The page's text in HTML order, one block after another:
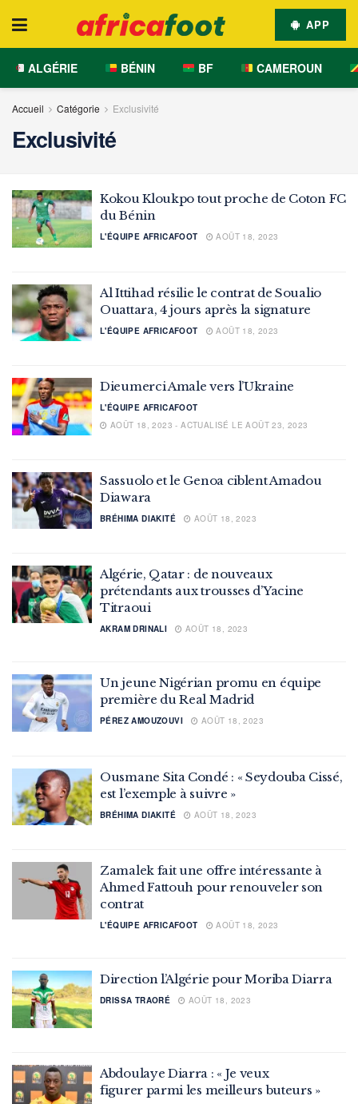
APP
ALGÉRIE BÉNIN BF CAMEROUN
Accueil Catégorie Exclusivité
Exclusivité
Kokou Kloukpo tout proche de Coton FC
du Bénin
L'ÉQUIPE AFRICAFOOT AOÛT 18, 2023
Al Ittihad résilie le contrat de Soualio
Ouattara, 4 jours après la signature
L'ÉQUIPE AFRICAFOOT AOÛT 18, 2023
Dieumerci Amale vers l’Ukraine
L'ÉQUIPE AFRICAFOOT
AOÛT 18, 2023 - ACTUALISÉ LE AOÛT 23, 2023
Sassuolo et le Genoa ciblent Amadou
Diawara
BRÉHIMA DIAKITÉ AOÛT 18, 2023
Algérie, Qatar : de nouveaux
prétendants aux trousses d’Yacine
Titraoui
AKRAM DRINALI AOÛT 18, 2023
Un jeune Nigérian promu en équipe
première du Real Madrid
PÉREZ AMOUZOUVI AOÛT 18, 2023
Ousmane Sita Condé : « Seydouba Cissé,
est l’exemple à suivre »
BRÉHIMA DIAKITÉ AOÛT 18, 2023
Zamalek fait une offre intéressante à
Ahmed Fattouh pour renouveler son
contrat
L'ÉQUIPE AFRICAFOOT AOÛT 18, 2023
Direction l’Algérie pour Moriba Diarra
DRISSA TRAORÉ AOÛT 18, 2023
Abdoulaye Diarra : « Je veux
figurer parmi les meilleurs buteurs »